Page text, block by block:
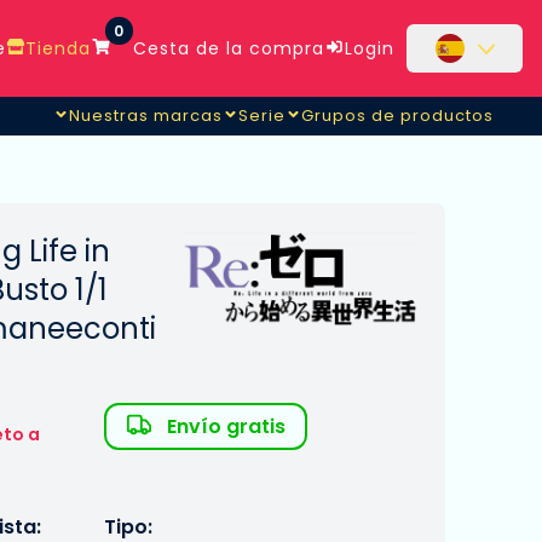
Tienda
0
Cesta de la compra Login
Nuestras marcas Serie Grupos de productos
Life in
1/1
a
Envío gratis
Tipo: